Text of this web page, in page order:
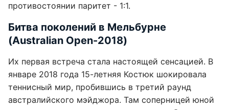
противостоянии паритет - 1:1.
Битва поколений в Мельбурне
(Australian Open-2018)
Их первая встреча стала настоящей сенсацией. В
январе 2018 года 15-летняя Костюк шокировала
теннисный мир, пробившись в третий раунд
австралийского мэйджора. Там соперницей юной